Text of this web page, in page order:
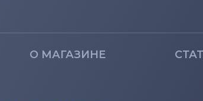
О МАГАЗИНЕ